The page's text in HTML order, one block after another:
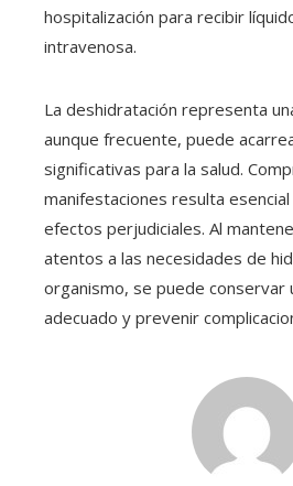
hospitalización para recibir
intravenosa.
La deshidratación representa
aunque frecuente, puede
significativas para la salud.
manifestaciones resulta
efectos perjudiciales. Al
atentos a las necesidades de
organismo, se puede conservar
adecuado y prevenir